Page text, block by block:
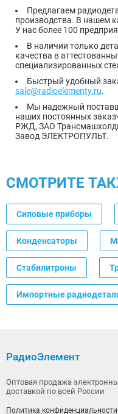
Предлагаем
производства. В нашем
У нас более 100
В наличии только
качества в
специализированных
Быстрый удобный
sale@radioelementy.ru.
Мы надежный
наших постоянных
РЖД, ЗАО
Завод ЭЛЕКТРОПУЛЬТ.
СМОТРИТЕ
Силовые приборы
Конденсаторы
Стабилитроны
Импортные
РадиоЭлемент
Оптовая продажа
доставкой по всей России
Политика конфиденциальности